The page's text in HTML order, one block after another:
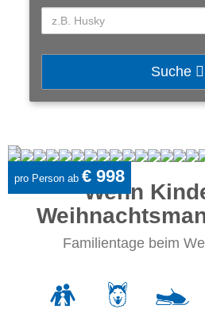
Suche
pro Person ab € 998
Wenn
Familientage beim